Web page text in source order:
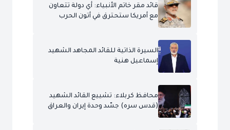
قائد مقر خاتم الأنبياء: أي دولة تتعاون
مع أمريكا ستحترق في أتون الحرب
السيرة الذاتية للقائد المجاهد الشهيد
إسماعيل هنية
محافظ كربلاء: تشييع القائد الشهيد
(قدس سره) جسّد وحدة إيران والعراق